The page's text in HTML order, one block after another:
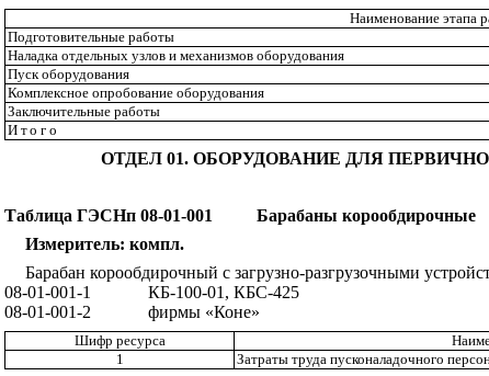
Наименование этапа
Подготовительные работы
Наладка отдельных узлов и механизмов оборудования
Пуск оборудования
Комплексное опробование оборудования
Заключительные работы
Итого
ОТДЕЛ 01. ОБОРУДОВАНИЕ ДЛЯ
Таблица ГЭСНп 08-01-001
Барабаны корообдирочные
Измеритель: компл.
Барабан корообдирочный с загрузно-разгрузочными
08-01-001-1
КБ-100-01, КБС-425
08-01-001-2 фирмы «Коне»
Шифр ресурса
1
Затраты труда пусконаладочного